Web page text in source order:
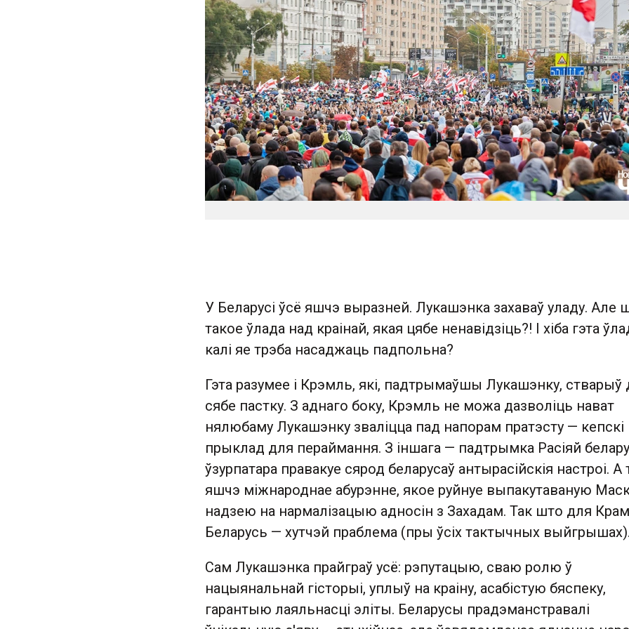
У Беларусі ўсё яшчэ выразней. Лукашэнка захаваў уладу. Але
такое ўлада над краінай, якая цябе ненавідзіць?! І хіба гэта
калі яе трэба насаджаць падпольна?
Гэта разумее і Крэмль, які, падтрымаўшы Лукашэнку, стварыў
сябе пастку. З аднаго боку, Крэмль не можа дазволіць нават
нялюбаму Лукашэнку зваліцца пад напорам пратэсту — кепскі
прыклад для пераймання. З іншага — падтрымка Расіяй
ўзурпатара правакуе сярод беларусаў антырасійскія настроі. А
яшчэ міжнароднае абурэнне, якое руйнуе выпакутаваную
надзею на нармалізацыю адносін з Захадам. Так што для
Беларусь — хутчэй праблема (пры ўсіх тактычных
Сам Лукашэнка прайграў усё: рэпутацыю, сваю ролю ў
нацыянальнай гісторыі, уплыў на краіну, асабістую бяспеку,
гарантыю лаяльнасці эліты. Беларусы прадэманстравалі